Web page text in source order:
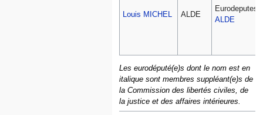
Louis MICHEL ALDE
ALDE
Les eurodéputé(e)s dont le nom est en
italique sont membres suppléant(e)s de
la Commission des libertés civiles, de
la justice et des affaires intérieures.